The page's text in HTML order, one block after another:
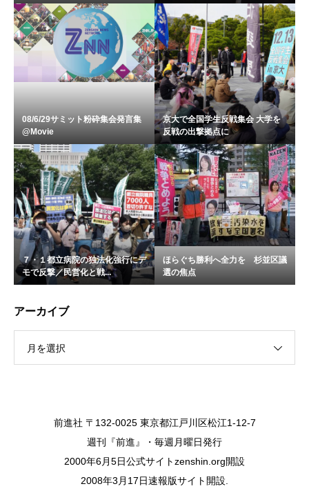
08/6/29サミット粉砕集会発言集
@Movie
京大で全国学生反戦集会 大学を
反戦の出撃拠点に
７・１都立病院の独法化強行にデ
モで反撃／民営化と戦...
ほらぐち勝利へ全力を 杉並区議
選の焦点
アーカイブ
月を選択
前進社 〒132-0025 東京都江戸川区松江1-12-7
週刊『前進』・毎週月曜日発行
2000年6月5日公式サイトzenshin.org開設
2008年3月17日速報版サイト開設.